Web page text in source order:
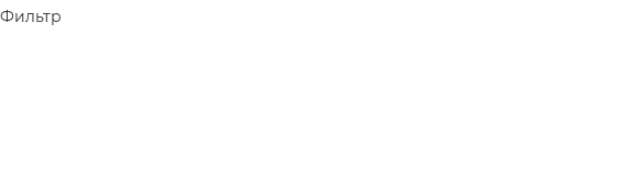
Фильтр